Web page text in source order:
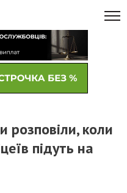
розповіли, коли
підуть на